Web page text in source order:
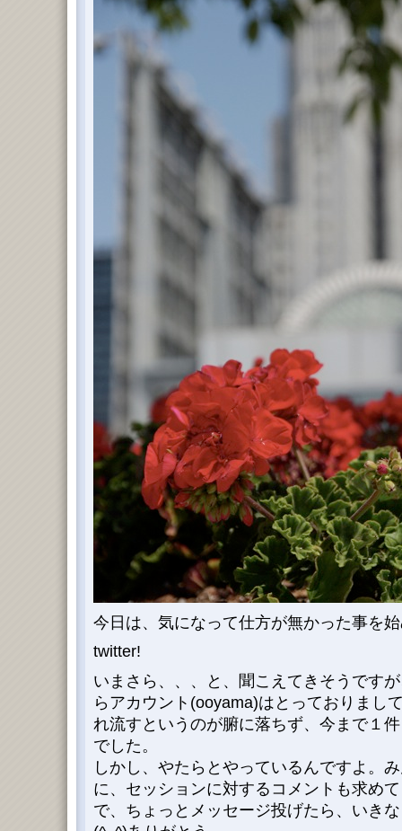
今日は、気になって仕方が無かった事を
twitter!
いまさら、、、と、聞こえてきそうです
らアカウント(ooyama)はとっておりまし
れ流すというのが腑に落ちず、今まで１
でした。
しかし、やたらとやっているんですよ。
に、セッションに対するコメントも求め
で、ちょっとメッセージ投げたら、いき